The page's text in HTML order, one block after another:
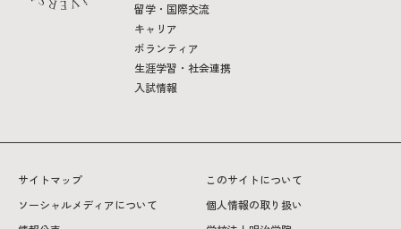
留学・国際交流
キャリア
ボランティア
生涯学習・社会連携
入試情報
サイトマップ
このサイトについて
ソーシャルメディアについて
個人情報の取り扱い